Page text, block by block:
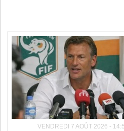
VENDREDI 7 AOÛT 2026 -